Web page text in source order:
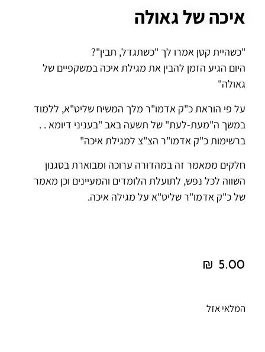
איכה של גאולה
"כשהיית קטן אמרו לך "כשתגדל, תבין"?
היום הגיע הזמן להבין את מגילת איכה במשקפיים של
גאולה"
על פי הוראת כ"ק אדמו"ר מלך המשיח שליט"א, ללמוד
במשך ה"מעת-לעת" של תשעה באב "בעניני דיומא . .
ברשימות כ"ק אדמו"ר הצ"צ למגילת איכה"
חלקים ממאמר זה במהדורה ערוכה ומבוארת בסגנון
השווה לכל נפש, לתועלת הלומדים והמעיינים וכן מאמר
של כ"ק אדמו"ר שליט"א על מגילה איכה.
₪ 5.00
המלאי אזל